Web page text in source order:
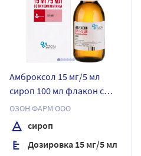
Амброксол 15 мг/5 мл
сироп 100 мл флакон с
мерной ложкой
ОЗОН ФАРМ ООО
сироп
Дозировка 15 мг/5 мл